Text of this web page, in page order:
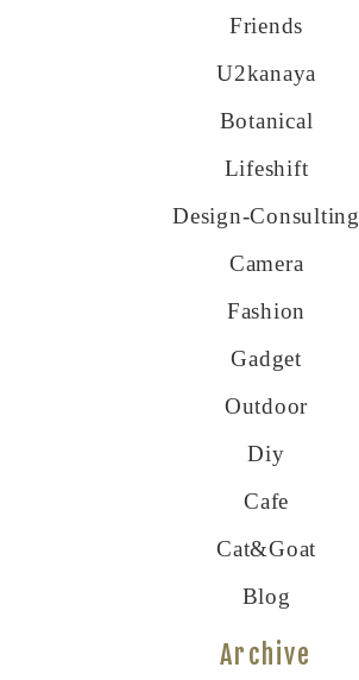
Friends
U2kanaya
Botanical
Lifeshift
Design-Consulting
Camera
Fashion
Gadget
Outdoor
Diy
Cafe
Cat&goat
Blog
Archive